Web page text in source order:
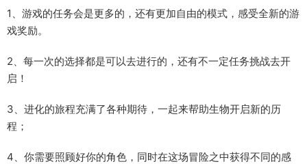
1、游戏的任务会是更多的，还有更加自由的模式，感受全新的游
戏奖励。
2、每一次的选择都是可以去进行的，还有不一定任务挑战去开
启！
3、进化的旅程充满了各种期待，一起来帮助生物开启新的历
程；
4、你需要照顾好你的角色，同时在这场冒险之中获得不同的感